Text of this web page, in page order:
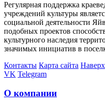
Регулярная поддержка
учреждений культуры
социальной деятельности
подобных проектов
культурного наследия
значимых инициатив в
Контакты Карта сайта Наверх
VK Telegram
О компании